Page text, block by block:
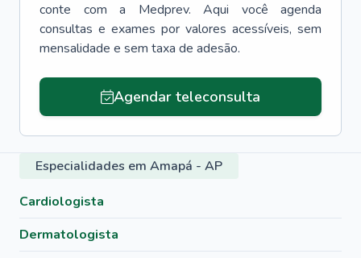
conte com a Medprev. Aqui você agenda
consultas e exames por valores acessíveis, sem
mensalidade e sem taxa de adesão.
Agendar teleconsulta
Especialidades em Amapá - AP
Cardiologista
Dermatologista